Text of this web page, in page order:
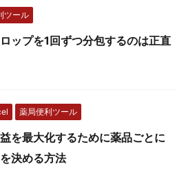
ツール
ップを1回ずつ分包するのは正直
薬局便利ツール
を最大化するために薬品ごとに
決める方法